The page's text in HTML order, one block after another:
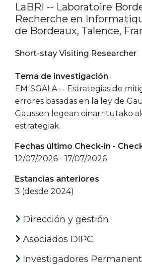
LaBRI -- Laboratoire
Recherche en
de Bordeaux, Talence,
Short-stay Visiting Researcher
Tema de investigación
EMISGALA -- Estrategias de
errores basadas en la ley de
Gaussen legean oinarritutako
estrategiak.
Fechas último Check-in -
12/07/2026 - 17/07/2026
Estancias anteriores
3 (desde 2024)
Dirección y gestión
Asociados DIPC
Investigadores